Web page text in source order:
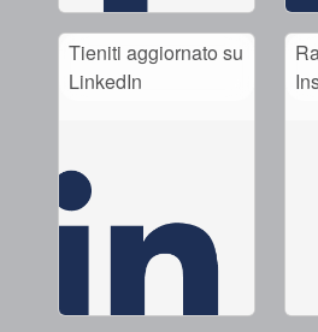
Tieniti aggiornato su
LinkedIn